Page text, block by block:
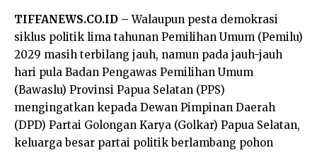
TIFFANEWS.CO.ID – Walaupun pesta demokrasi
siklus politik lima tahunan Pemilihan Umum (Pemilu)
2029 masih terbilang jauh, namun pada jauh-jauh
hari pula Badan Pengawas Pemilihan Umum
(Bawaslu) Provinsi Papua Selatan (PPS)
mengingatkan kepada Dewan Pimpinan Daerah
(DPD) Partai Golongan Karya (Golkar) Papua Selatan,
keluarga besar partai politik berlambang pohon